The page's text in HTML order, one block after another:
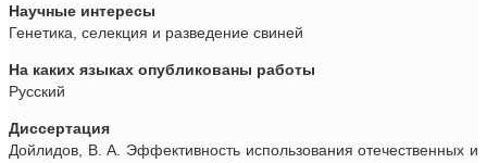
Научные интересы
Генетика, селекция и разведение свиней
На каких языках опубликованы работы
Русский
Диссертация
Дойлидов, В. А. Эффективность использования отечественных и